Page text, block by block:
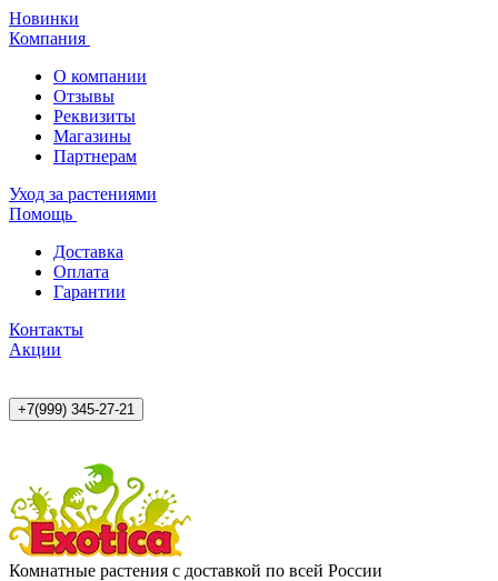
Новинки
Компания
О компании
Отзывы
Реквизиты
Магазины
Партнерам
Уход за растениями
Помощь
Доставка
Оплата
Гарантии
Контакты
Акции
+7(999) 345-27-21
Комнатные растения с доставкой по всей России